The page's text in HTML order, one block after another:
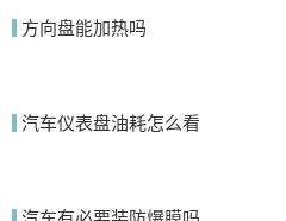
方向盘能加热吗
汽车仪表盘油耗怎么看